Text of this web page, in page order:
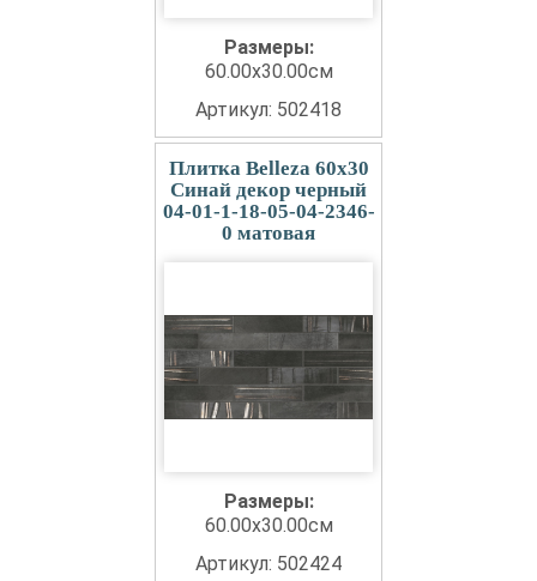
Размеры:
60.00x30.00см
Артикул: 502418
Плитка Belleza 60x30
Синай декор черный
04-01-1-18-05-04-2346-
0 матовая
Размеры:
60.00x30.00см
Артикул: 502424